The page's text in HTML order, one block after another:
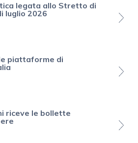
legata allo Stretto di
luglio 2026
piattaforme di
riceve le bollette